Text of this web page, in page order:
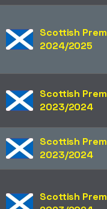
Scottish Premiership
2024/2025
Scottish Premiership
2023/2024
Scottish Premiership
2023/2024
Scottish Premiership